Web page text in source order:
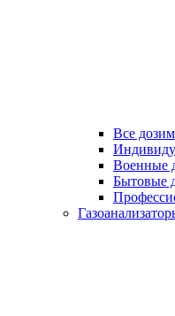
Все
Военные
Бытовые